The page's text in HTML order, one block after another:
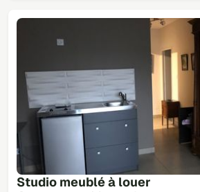
Studio meublé à louer